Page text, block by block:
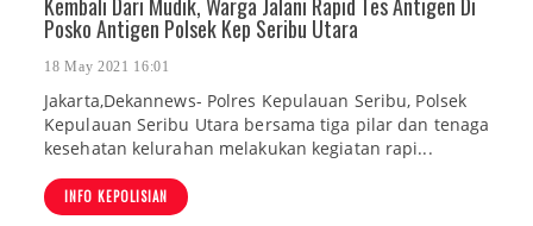
Posko Antigen Polsek Kep Seribu Utara
18 May 2021 16:01
Jakarta,Dekannews- Polres Kepulauan Seribu, Polsek
Kepulauan Seribu Utara bersama tiga pilar dan tenaga
kesehatan kelurahan melakukan kegiatan rapi...
INFO KEPOLISIAN